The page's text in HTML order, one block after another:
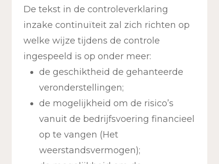
De tekst in de controleverklaring
inzake continuïteit zal zich richten op
welke wijze tijdens de controle
ingespeeld is op onder meer:
de geschiktheid de gehanteerde
veronderstellingen;
de mogelijkheid om de risico’s
vanuit de bedrijfsvoering financieel
op te vangen (Het
weerstandsvermogen);